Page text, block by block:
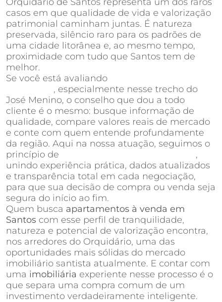
casos em que qualidade de vida e valorização
patrimonial caminham juntas. É natureza
preservada, silêncio raro para os padrões de
uma cidade litorânea e, ao mesmo tempo,
proximidade com tudo que Santos tem de
melhor.
Se você está avaliando
, especialmente nesse trecho do
José Menino, o conselho que dou a todo
cliente é o mesmo: busque informação de
qualidade, compare valores reais de mercado
e conte com quem entende profundamente
da região. Aqui na nossa atuação, seguimos o
princípio de
,
unindo experiência prática, dados atualizados
e transparência total em cada negociação,
para que sua decisão de compra ou venda seja
segura do início ao fim.
Quem busca apartamentos à venda em
Santos com esse perfil de tranquilidade,
natureza e potencial de valorização encontra,
nos arredores do Orquidário, uma das
oportunidades mais sólidas do mercado
imobiliário santista atualmente. E contar com
uma imobiliária experiente nesse processo é o
que separa uma compra comum de um
investimento verdadeiramente inteligente.